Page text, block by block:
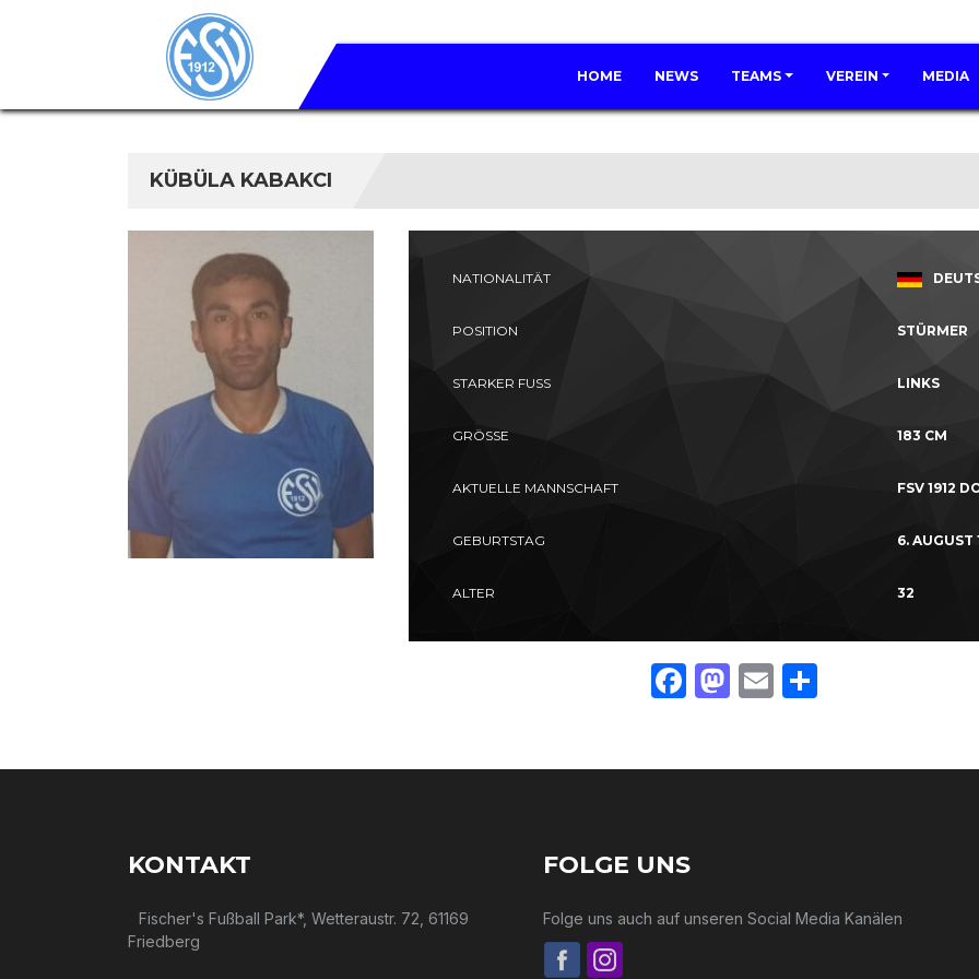
HOME NEWS TEAMS VEREIN MEDIA
KÜBÜLA KABAKCI
NATIONALITÄT
POSITION STÜRMER
STARKER FUSS LINKS
GRÖSSE 183 CM
AKTUELLE MANNSCHAFT FSV 1912
GEBURTSTAG 6. AUGUST
ALTER 32
FacebookMastodonEmail
KONTAKT
Fischer's Fußball Park*, Wetteraustr. 72, 61169
Friedberg
FOLGE UNS
Folge uns auch auf unseren Social Media Kanälen